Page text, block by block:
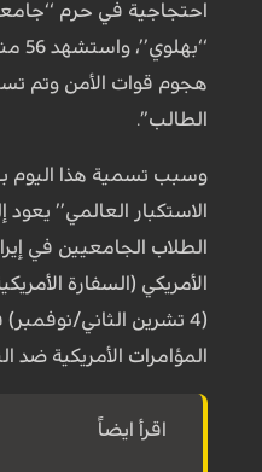
احتجاجية في حرم
هجوم قوات الأمن وتم
الطالب’’.
وسبب تسمية هذا اليوم
الاستكبار العالمي’’
الطلاب الجامعيين في
الأمريكي (السفارة
المؤامرات الأمريكية ضد
اقرأ ايضاً